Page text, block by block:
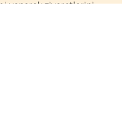
yaparak ziyaretlerini